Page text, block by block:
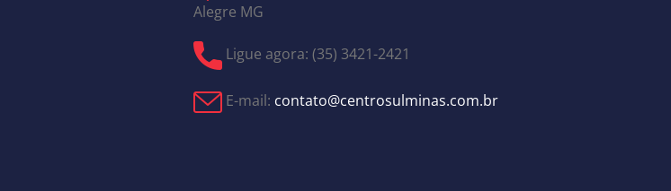
Alegre MG
Ligue agora: (35) 3421-2421
E-mail: contato@centrosulminas.com.br